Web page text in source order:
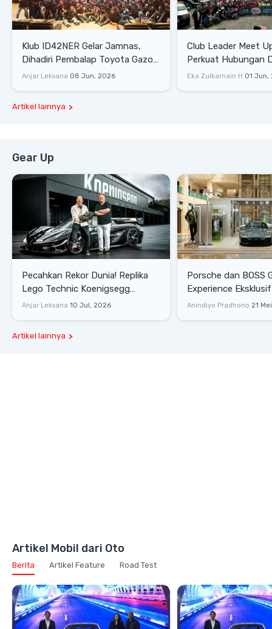
Klub ID42NER Gelar Jamnas,
Dihadiri Pembalap Toyota Gazoo
Racing
Anjar Leksana 08 Jun, 2026
Club Leader Meet
Perkuat Hubungan
Dengan Komunitas
Eka Zulkarnain H 01 Jun,
Artikel lainnya
Gear Up
Pecahkan Rekor Dunia! Replika
Lego Technic Koenigsegg
Sadair's Spear Ukuran Asli Sukses
Anjar Leksana 10 Jul, 2026
Porsche dan BOSS
Experience
Senayan, Hadirkan
Anindiyo Pradhono 21
Artikel lainnya
Artikel Mobil dari Oto
Berita Artikel Feature Road Test